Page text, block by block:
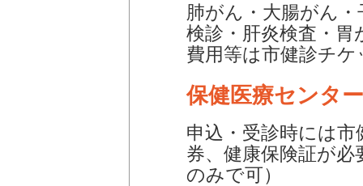
肺がん・大腸がん
検診・肝炎検査・
費用等は市健診チケ
保健医療センタ
申込・受診時には
券、健康保険証が
のみで可）